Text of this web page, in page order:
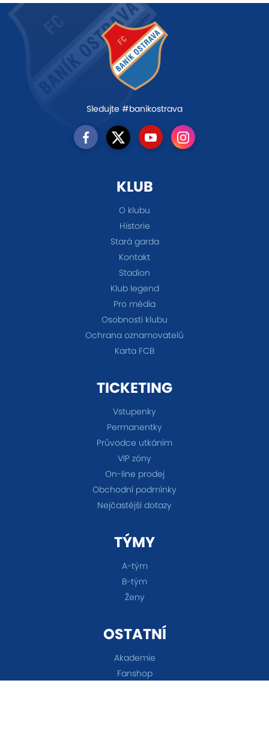
Sledujte #banikostrava
KLUB
O klubu
Historie
Stará garda
Kontakt
Stadion
Klub legend
Pro média
Osobnosti klubu
Ochrana oznamovatelů
Karta FCB
TICKETING
Vstupenky
Permanentky
Průvodce utkáním
VIP zóny
On-line prodej
Obchodní podmínky
Nejčastější dotazy
TÝMY
A-tým
B-tým
Ženy
OSTATNÍ
Akademie
Fanshop